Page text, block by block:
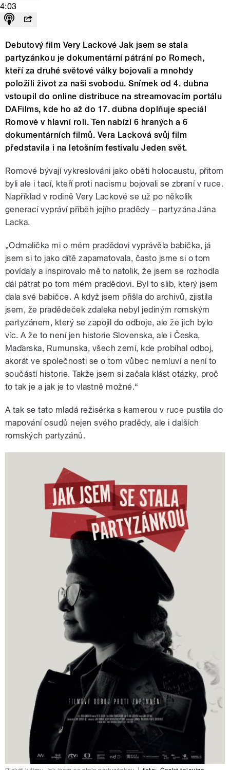
4:03
Debutový film Very Lackové Jak jsem se stala
partyzánkou je dokumentární pátrání po Romech,
kteří za druhé světové války bojovali a mnohdy
položili život za naši svobodu. Snímek od 4. dubna
vstoupil do online distribuce na streamovacím portálu
DAFilms, kde ho až do 17. dubna doplňuje speciál
Romové v hlavní roli. Ten nabízí 6 hraných a 6
dokumentárních filmů. Vera Lacková svůj film
představila i na letošním festivalu Jeden svět.
Romové bývají vykreslováni jako oběti holocaustu, přitom
byli ale i tací, kteří proti nacismu bojovali se zbraní v ruce.
Například v rodině Very Lackové se už po několik
generací vypráví příběh jejího pradědy – partyzána Jána
Lacka.
„Odmalička mi o mém pradědovi vyprávěla babička, já
jsem si to jako dítě zapamatovala, často jsme si o tom
povídaly a inspirovalo mě to natolik, že jsem se rozhodla
dál pátrat po tom mém pradědovi. Byl to slib, který jsem
dala své babičce. A když jsem přišla do archivů, zjistila
jsem, že pradědeček zdaleka nebyl jediným romským
partyzánem, který se zapojil do odboje, ale že jich bylo
víc. A že to není jen historie Slovenska, ale i Česka,
Maďarska, Rumunska, všech zemí, kde probíhal odboj,
akorát ve společnosti se o tom vůbec nemluví a není to
součástí historie. Takže jsem si začala klást otázky, proč
to tak je a jak je to vlastně možné.“
A tak se tato mladá režisérka s kamerou v ruce pustila do
mapování osudů nejen svého pradědy, ale i dalších
romských partyzánů.